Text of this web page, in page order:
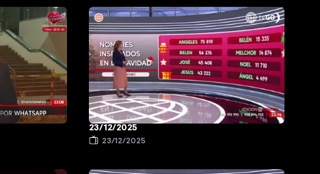
23/12/2025
23/12/2025